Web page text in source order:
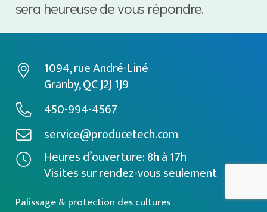
sera heureuse de vous répondre.
1094, rue André-Liné
Granby, QC J2J 1J9
450-994-4567
service@producetech.com
Heures d’ouverture: 8h à 17h
Visites sur rendez-vous seulement
Palissage & protection des cultures